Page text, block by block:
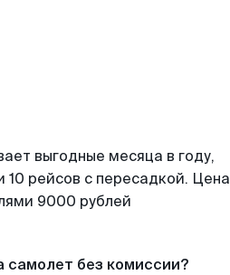
выгодные месяца в году,
рейсов с пересадкой. Цена
9000 рублей
самолет без комиссии?